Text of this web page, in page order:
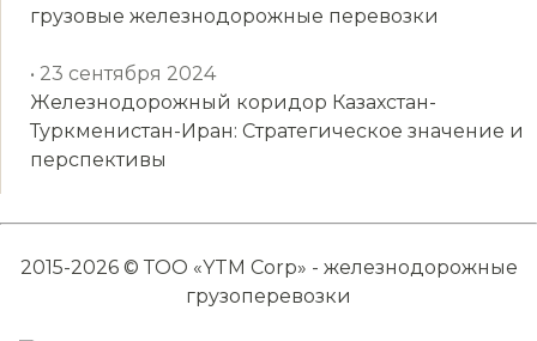
грузовые железнодорожные перевозки
• 23 сентября 2024
Железнодорожный коридор Казахстан-
Туркменистан-Иран: Стратегическое значение и
перспективы
2015-2026 © ТОО «YTM Corp» - железнодорожные
грузоперевозки